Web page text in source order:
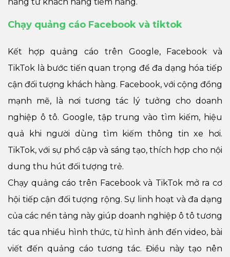
Chạy quảng cáo Facebook và tiktok
Kết hợp quảng cáo trên Google, Facebook và
TikTok là bước tiến quan trọng để đa dạng hóa tiếp
cận đối tượng khách hàng. Facebook, với cộng đồng
mạnh mẽ, là nơi tương tác lý tưởng cho doanh
nghiệp ô tô. Google, tập trung vào tìm kiếm, hiệu
quả khi người dùng tìm kiếm thông tin xe hơi.
TikTok, với sự phổ cập và sáng tạo, thích hợp cho nội
dung thu hút đối tượng trẻ.
Chạy quảng cáo trên Facebook và TikTok mở ra cơ
hội tiếp cận đối tượng rộng. Sự linh hoạt và đa dạng
của các nền tảng này giúp doanh nghiệp ô tô tương
tác qua nhiều hình thức, từ hình ảnh đến video, bài
viết đến quảng cáo tương tác. Điều này tạo nên